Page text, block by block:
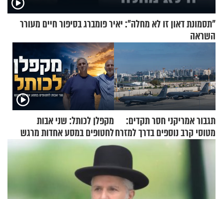
"תסמונת דאון זו לא מחלה": יאיר פומברג בסיפור חיים מעורר
השראה
תגבור אמריקני חסר תקדים:
מטוסי קרב נוספים בדרך למזרח
מקפלן לכותל: שני אבות
לחטופים במסע אחדות מרגש